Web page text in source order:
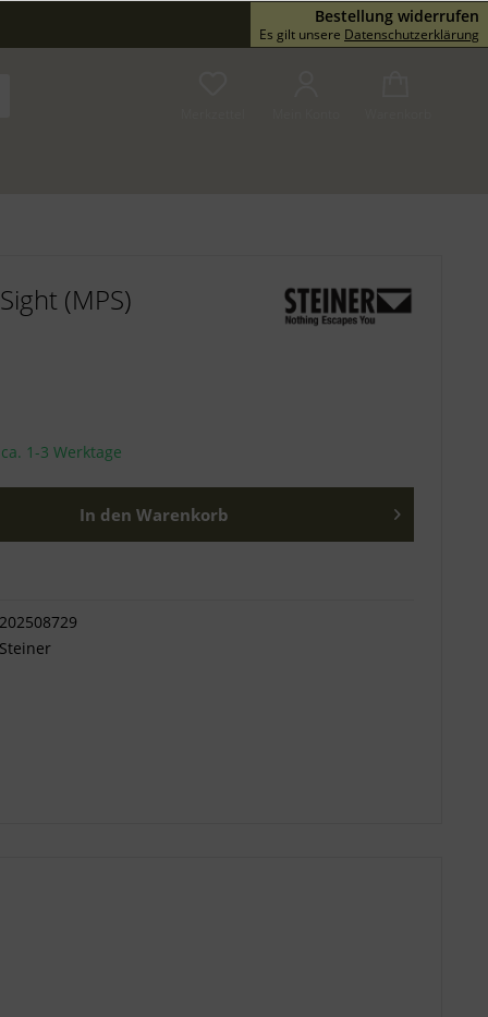
Service/Hilfe
(MPS)
1-3 Werktage
In den Warenkorb
202508729
Steiner
Bestellung widerrufen
Es gilt unsere Datenschutzerklärung